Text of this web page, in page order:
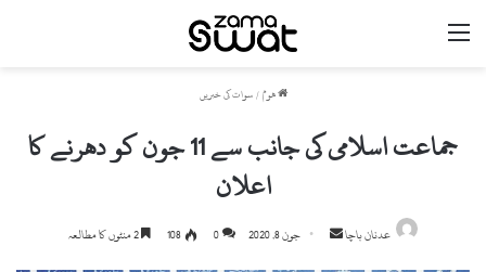
مینو
ھوم / سوات کی خبریں
جماعت اسلامی کی جانب سے 11 جون کو دھرنے کا
اعلان
عدنان باچا
Send جون 8, 2020 0
108